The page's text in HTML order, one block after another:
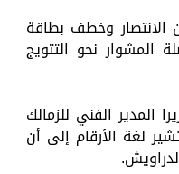
وخطف بطاقة
المشوار نحو التتويج
المدير الفني للزمالك
لغة الأرقام إلى أن